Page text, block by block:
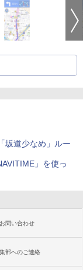
坂道少なめ」ルー
」を使っ
お問い合わせ
部へのご連絡